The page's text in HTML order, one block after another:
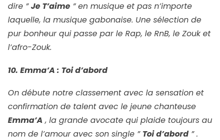
dire ”Je T’aime ” en musique et pas n’importe
laquelle, la musique gabonaise. Une sélection de
pur bonheur qui passe par le Rap, le RnB, le Zouk et
l’afro-Zouk.
10. Emma’A : Toi d’abord
On débute notre classement avec la sensation et
confirmation de talent avec le jeune chanteuse
Emma’A , la grande avocate qui plaide toujours au
nom de l’amour avec son single ” Toi d’abord ” .